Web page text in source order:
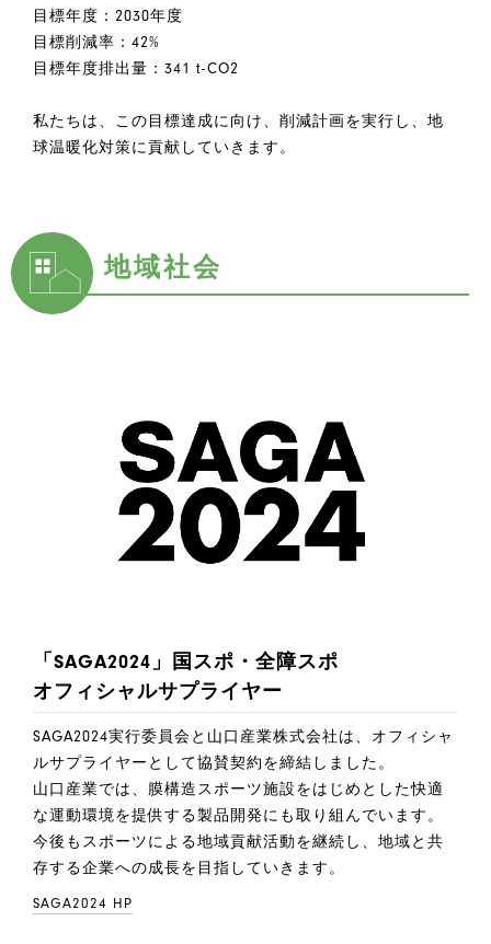
目標年度：2030年度
目標削減率：42%
目標年度排出量：341 t-CO2
私たちは、この目標達成に向け、削減計画を実行し、地
球温暖化対策に貢献していきます。
地域社会
「SAGA2024」国スポ・全障スポ
オフィシャルサプライヤー
SAGA2024実行委員会と山口産業株式会社は、オフィシャ
ルサプライヤーとして協賛契約を締結しました。
山口産業では、膜構造スポーツ施設をはじめとした快適
な運動環境を提供する製品開発にも取り組んでいます。
今後もスポーツによる地域貢献活動を継続し、地域と共
存する企業への成長を目指していきます。
SAGA2024 HP